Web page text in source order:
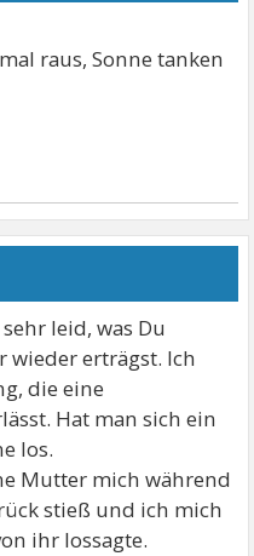
raus, Sonne tanken
leid, was Du
erträgst. Ich
die eine
Hat man sich ein
los.
Mutter mich während
stieß und ich mich
ihr lossagte.